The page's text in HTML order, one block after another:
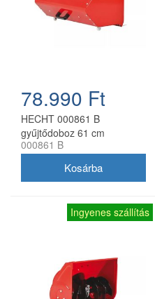
78.990 Ft
HECHT 000861 B
gyűjtődoboz 61 cm
seprőgéphez (H8616,
000861 B
Ingyenes szállítás